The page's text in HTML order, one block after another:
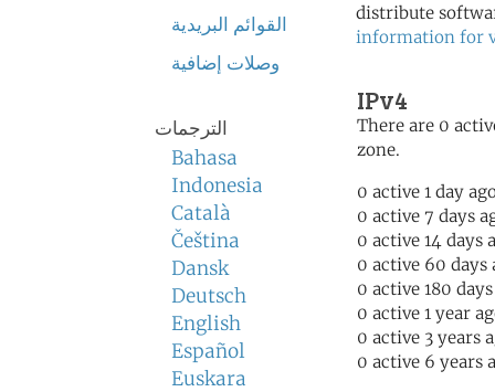
القوائم البريدية
وصلات إضافية
الترجمات
Bahasa
Indonesia
Català
Čeština
Dansk
Deutsch
English
Español
Euskara
distribute
information for
IPv4
There are 0
zone.
0 active 1 day
0 active 7 days
0 active 14 days
0 active 60 days
0 active 180
0 active 1 year
0 active 3 years
0 active 6 years